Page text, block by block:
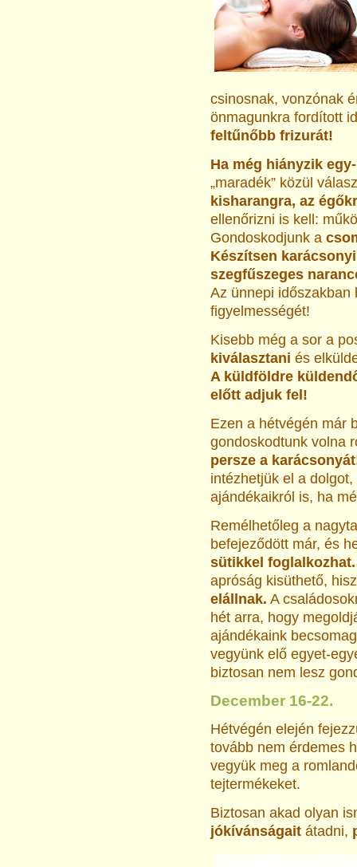
csinosnak, vonzónak
önmagunkra fordított
feltűnőbb frizurát!
Ha még hiányzik
„maradék” közül
kisharangra, az
ellenőrizni is kell:
Gondoskodjunk a
Készítsen
szegfűszeges
Az ünnepi időszakban
figyelmességét!
Kisebb még a sor a
kiválasztani és
A küldföldre
előtt adjuk fel!
Ezen a hétvégén már
gondoskodtunk volna
persze a
intézhetjük el a
ajándékaikról is, ha
Remélhetőleg a
befejeződött már, és
sütikkel foglalkozhat.
apróság kisüthető,
elállnak. A
hét arra, hogy
ajándékaink
vegyünk elő egyet-
biztosan nem lesz
December 16-22.
Hétvégén elején
tovább nem érdemes
vegyük meg a
tejtermékeket.
Biztosan akad olyan
jókívánságait átadni,